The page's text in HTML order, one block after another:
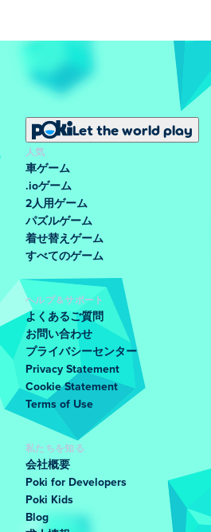
Let the world play
人気
車ゲーム
.ioゲーム
2人用ゲーム
パズルゲーム
着せ替えゲーム
すべてのゲーム
ヘルプ＆サポート
よくあるご質問
お問い合わせ
プライバシーセンター
Privacy Statement
Cookie Statement
Terms of Use
私たちを知る
会社概要
Poki for Developers
Poki Kids
Blog